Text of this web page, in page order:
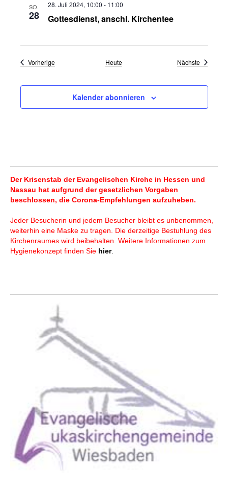
SO.
28 Gottesdienst, anschl. Kirchentee
28. Juli 2024, 10:00 - 11:00
VorherigeVeranstaltungen Heute Nächste
Kalender abonnieren
Der Krisenstab der Evangelischen Kirche in Hessen und
Nassau hat aufgrund der gesetzlichen Vorgaben
beschlossen, die Corona-Empfehlungen aufzuheben.
Jeder Besucherin und jedem Besucher bleibt es unbenommen,
weiterhin eine Maske zu tragen. Die derzeitige Bestuhlung des
Kirchenraumes wird beibehalten. Weitere Informationen zum
Hygienekonzept finden Sie hier.